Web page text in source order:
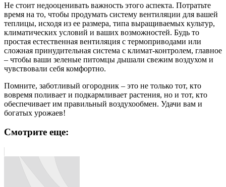
Не стоит недооценивать важность этого аспекта. Потратьте
время на то, чтобы продумать систему вентиляции для вашей
теплицы, исходя из ее размера, типа выращиваемых культур,
климатических условий и ваших возможностей. Будь то
простая естественная вентиляция с термоприводами или
сложная принудительная система с климат-контролем, главное
– чтобы ваши зеленые питомцы дышали свежим воздухом и
чувствовали себя комфортно.
Помните, заботливый огородник – это не только тот, кто
вовремя поливает и подкармливает растения, но и тот, кто
обеспечивает им правильный воздухообмен. Удачи вам и
богатых урожаев!
Смотрите еще: